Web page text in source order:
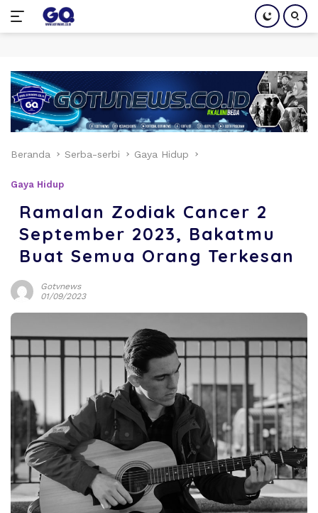
konten
Beranda Serba-serbi Gaya Hidup
Gaya Hidup
Ramalan Zodiak Cancer 2
September 2023, Bakatmu
Buat Semua Orang Terkesan
Gotvnews
01/09/2023